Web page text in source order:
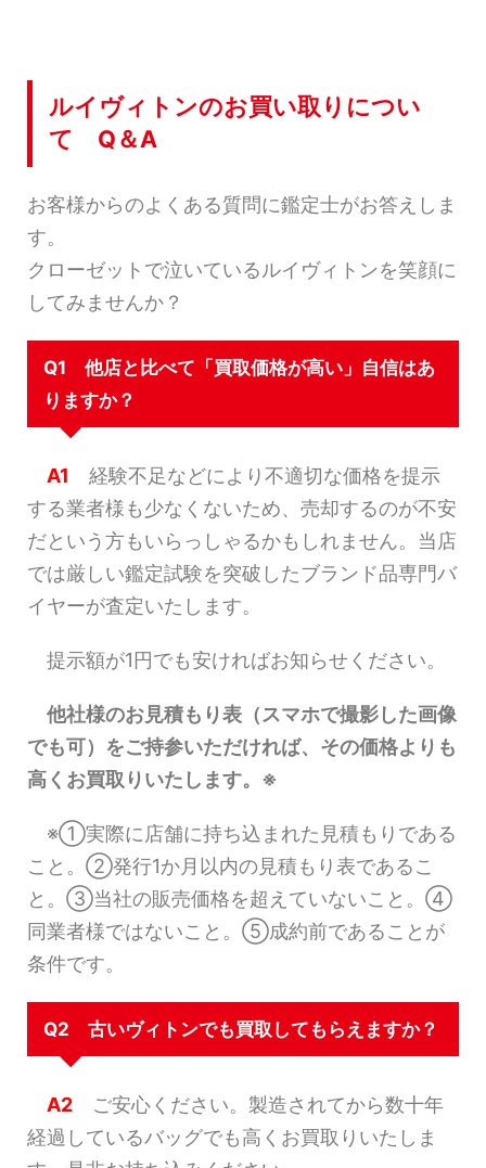
ルイヴィトンのお買い取りについ
て Q＆A
お客様からのよくある質問に鑑定士がお答えしま
す。
クローゼットで泣いているルイヴィトンを笑顔に
してみませんか？
Q1 他店と比べて「買取価格が高い」自信はあ
りますか？
A1 経験不足などにより不適切な価格を提示
する業者様も少なくないため、売却するのが不安
だという方もいらっしゃるかもしれません。当店
では厳しい鑑定試験を突破したブランド品専門バ
イヤーが査定いたします。
提示額が1円でも安ければお知らせください。
他社様のお見積もり表（スマホで撮影した画像
でも可）をご持参いただければ、その価格よりも
高くお買取りいたします。※
※①実際に店舗に持ち込まれた見積もりである
こと。②発行1か月以内の見積もり表であるこ
と。③当社の販売価格を超えていないこと。④
同業者様ではないこと。⑤成約前であることが
条件です。
Q2 古いヴィトンでも買取してもらえますか？
A2 ご安心ください。製造されてから数十年
経過しているバッグでも高くお買取りいたしま